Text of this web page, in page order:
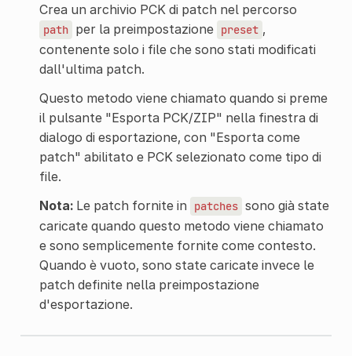
Crea un archivio PCK di patch nel percorso
path per la preimpostazione preset ,
contenente solo i file che sono stati modificati
dall'ultima patch.
Questo metodo viene chiamato quando si preme
il pulsante "Esporta PCK/ZIP" nella finestra di
dialogo di esportazione, con "Esporta come
patch" abilitato e PCK selezionato come tipo di
file.
Nota:Le patch fornite in patches sono già state
caricate quando questo metodo viene chiamato
e sono semplicemente fornite come contesto.
Quando è vuoto, sono state caricate invece le
patch definite nella preimpostazione
d'esportazione.